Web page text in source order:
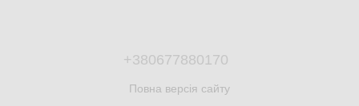
+380677880170
Повна версія сайту